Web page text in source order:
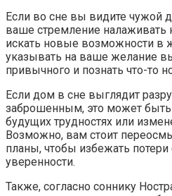
Если во сне вы видите чужой
ваше стремление
искать новые возможности в
указывать на ваше желание
привычного и познать что-то
Если дом в сне выглядит
заброшенным, это может
будущих трудностях или
Возможно, вам стоит
планы, чтобы избежать потери
уверенности.
Также, согласно соннику